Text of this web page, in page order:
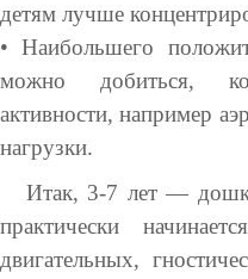
детям лучше
• Наибольшего
можно добиться,
активности, например
нагрузки.
Итак, 3-7 лет —
практически
двигательных,